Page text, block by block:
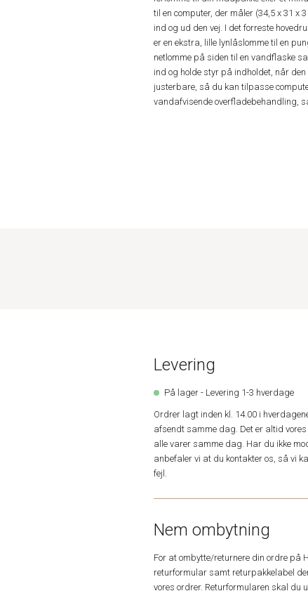
til en computer, der måler (34,5 x 31 x
ind og ud den vej. I det forreste
er en ekstra, lille lynlåslomme til en
netlomme på siden til en vandflaske
ind og holde styr på indholdet, når
justerbare, så du kan tilpasse
vandafvisende overfladebehandling,
Levering
På lager - Levering 1-3 hverdage
Ordrer lagt inden kl. 14.00 i
afsendt samme dag. Det er altid
alle varer samme dag. Har du ikke
anbefaler vi at du kontakter os, så vi
fejl.
Nem ombytning
For at ombytte/returnere din ordre på
returformular samt returpakkelabel
vores ordrer. Returformularen skal du